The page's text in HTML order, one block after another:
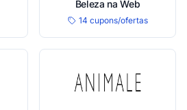
Beleza na Web
14 cupons/ofertas